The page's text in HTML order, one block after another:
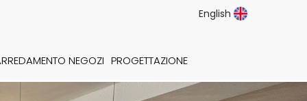
English
NEGOZI PROGETTAZIONE
Next